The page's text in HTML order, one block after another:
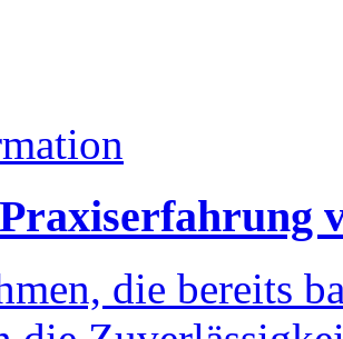
die bereits